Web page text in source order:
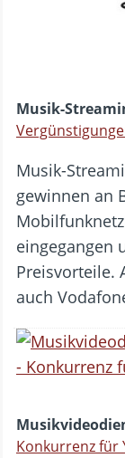
Musik-
Musik-
gewinnen an
eingegangen
Preisvorteile.
auch
Konkurrenz für